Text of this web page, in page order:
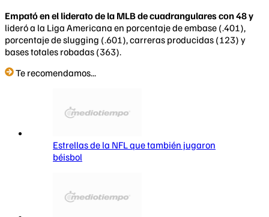
Empató en el liderato de la MLB de cuadrangulares con 48 y
lideró a la Liga Americana en porcentaje de embase (.401),
porcentaje de slugging (.601), carreras producidas (123) y
bases totales robadas (363).
Te recomendamos...
Estrellas de la NFL que también jugaron
béisbol